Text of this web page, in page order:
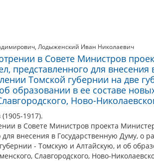
, Лодыженский Иван Николаевич
в Совете Министров
представленного для внесения
Томской губернии на две
образовании в ее составе
Ново-
1917).
в Совете Министров проекта
для внесения в Государственную Думу, о
- Томскую и Алтайскую, и об
Славгородского, Ново-